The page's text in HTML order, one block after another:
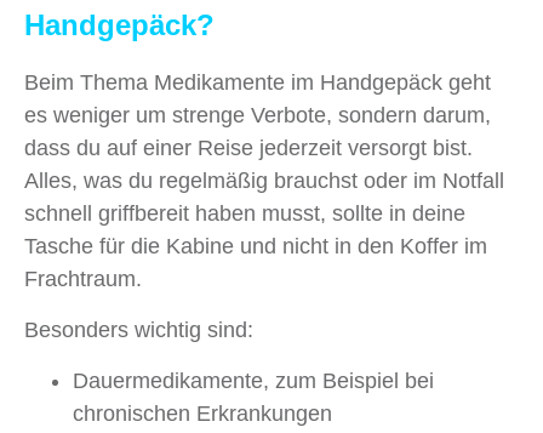
Handgepäck?
Beim Thema Medikamente im Handgepäck geht
es weniger um strenge Verbote, sondern darum,
dass du auf einer Reise jederzeit versorgt bist.
Alles, was du regelmäßig brauchst oder im Notfall
schnell griffbereit haben musst, sollte in deine
Tasche für die Kabine und nicht in den Koffer im
Frachtraum.
Besonders wichtig sind:
Dauermedikamente, zum Beispiel bei
chronischen Erkrankungen